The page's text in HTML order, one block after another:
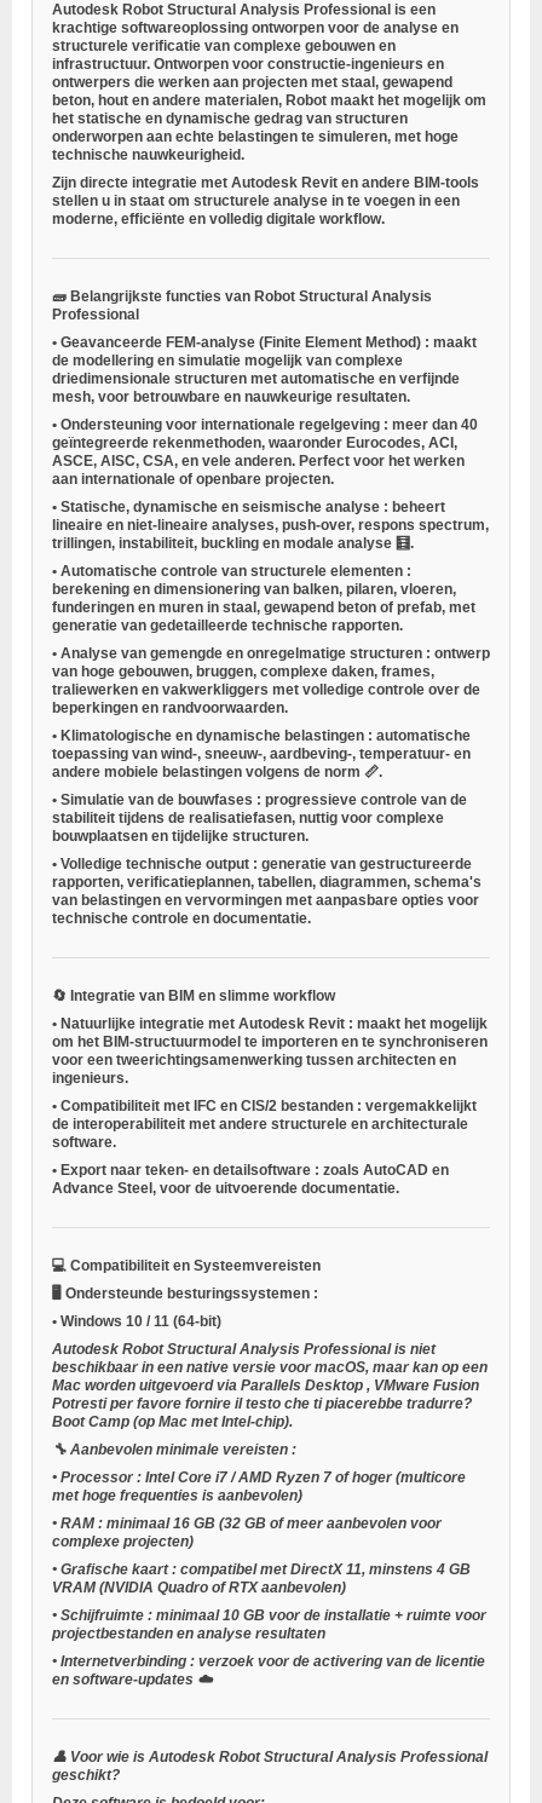
Autodesk Robot Structural Analysis Professional is een
krachtige softwareoplossing ontworpen voor de analyse en
structurele verificatie van complexe gebouwen en
infrastructuur. Ontworpen voor constructie-ingenieurs en
ontwerpers die werken aan projecten met staal, gewapend
beton, hout en andere materialen, Robot maakt het mogelijk om
het statische en dynamische gedrag van structuren
onderworpen aan echte belastingen te simuleren, met hoge
technische nauwkeurigheid.
Zijn directe integratie met Autodesk Revit en andere BIM-tools
stellen u in staat om structurele analyse in te voegen in een
moderne, efficiënte en volledig digitale workflow.
🧱 Belangrijkste functies van Robot Structural Analysis
Professional
• Geavanceerde FEM-analyse (Finite Element Method) : maakt
de modellering en simulatie mogelijk van complexe
driedimensionale structuren met automatische en verfijnde
mesh, voor betrouwbare en nauwkeurige resultaten.
• Ondersteuning voor internationale regelgeving : meer dan 40
geïntegreerde rekenmethoden, waaronder Eurocodes, ACI,
ASCE, AISC, CSA, en vele anderen. Perfect voor het werken
aan internationale of openbare projecten.
• Statische, dynamische en seismische analyse : beheert
lineaire en niet-lineaire analyses, push-over, respons spectrum,
trillingen, instabiliteit, buckling en modale analyse 🧮.
• Automatische controle van structurele elementen :
berekening en dimensionering van balken, pilaren, vloeren,
funderingen en muren in staal, gewapend beton of prefab, met
generatie van gedetailleerde technische rapporten.
• Analyse van gemengde en onregelmatige structuren : ontwerp
van hoge gebouwen, bruggen, complexe daken, frames,
traliewerken en vakwerkliggers met volledige controle over de
beperkingen en randvoorwaarden.
• Klimatologische en dynamische belastingen : automatische
toepassing van wind-, sneeuw-, aardbeving-, temperatuur- en
andere mobiele belastingen volgens de norm 📏.
• Simulatie van de bouwfases : progressieve controle van de
stabiliteit tijdens de realisatiefasen, nuttig voor complexe
bouwplaatsen en tijdelijke structuren.
• Volledige technische output : generatie van gestructureerde
rapporten, verificatieplannen, tabellen, diagrammen, schema's
van belastingen en vervormingen met aanpasbare opties voor
technische controle en documentatie.
🔄 Integratie van BIM en slimme workflow
• Natuurlijke integratie met Autodesk Revit : maakt het mogelijk
om het BIM-structuurmodel te importeren en te synchroniseren
voor een tweerichtingsamenwerking tussen architecten en
ingenieurs.
• Compatibiliteit met IFC en CIS/2 bestanden : vergemakkelijkt
de interoperabiliteit met andere structurele en architecturale
software.
• Export naar teken- en detailsoftware : zoals AutoCAD en
Advance Steel, voor de uitvoerende documentatie.
💻 Compatibiliteit en Systeemvereisten
🖥️ Ondersteunde besturingssystemen :
• Windows 10 / 11 (64-bit)
Autodesk Robot Structural Analysis Professional is niet
beschikbaar in een native versie voor macOS, maar kan op een
Mac worden uitgevoerd via Parallels Desktop , VMware Fusion
Potresti per favore fornire il testo che ti piacerebbe tradurre?
Boot Camp (op Mac met Intel-chip).
🔧 Aanbevolen minimale vereisten :
• Processor : Intel Core i7 / AMD Ryzen 7 of hoger (multicore
met hoge frequenties is aanbevolen)
• RAM : minimaal 16 GB (32 GB of meer aanbevolen voor
complexe projecten)
• Grafische kaart: compatibel met DirectX 11, minstens 4 GB
VRAM (NVIDIA Quadro of RTX aanbevolen)
• Schijfruimte : minimaal 10 GB voor de installatie + ruimte voor
projectbestanden en analyse resultaten
• Internetverbinding : verzoek voor de activering van de licentie
en software-updates ☁️
👤 Voor wie is Autodesk Robot Structural Analysis Professional
geschikt?